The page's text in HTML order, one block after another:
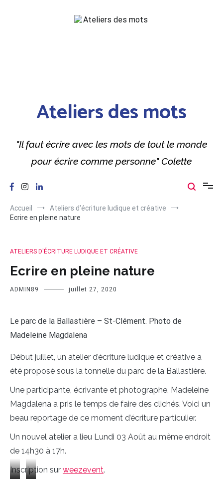
Ateliers des mots
"Il faut écrire avec les mots de tout le monde
pour écrire comme personne" Colette
Accueil
Ateliers d'écriture ludique et créative
Ecrire en pleine nature
ATELIERS D'ÉCRITURE LUDIQUE ET CRÉATIVE
Ecrire en pleine nature
ADMIN89 juillet 27, 2020
Le parc de la Ballastière – St-Clément. Photo de
Madeleine Magdalena
Début juillet, un atelier d’écriture ludique et créative a
été proposé sous la tonnelle du parc de la Ballastière.
Une participante, écrivante et photographe, Madeleine
Magdalena a pris le temps de faire des clichés. Voici un
beau reportage de ce moment d’écriture particulier.
Un nouvel atelier a lieu Lundi 03 Août au même endroit
de 14h30 à 17h.
Inscription sur weezevent.